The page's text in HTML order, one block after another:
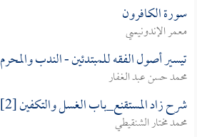
سورة الكافرون
معمر الإندونيسي
تيسير أصول الفقه للمبتدئين - الندب والمحرم
محمد حسن عبد الغفار
شرح زاد المستقنع_باب الغسل والتكفين [2]
محمد مختار الشنقيطي